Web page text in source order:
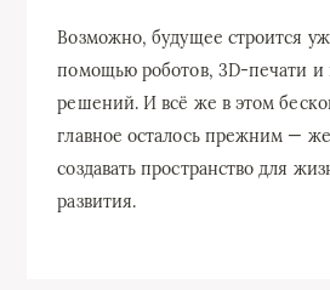
Возможно, будущее строится
помощью роботов, 3D-печати и
решений. И всё же в этом
главное осталось прежним —
создавать пространство для
развития.